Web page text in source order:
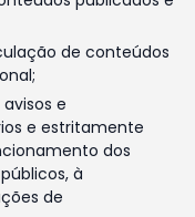
de conteúdos
e
e estritamente
dos
à
de